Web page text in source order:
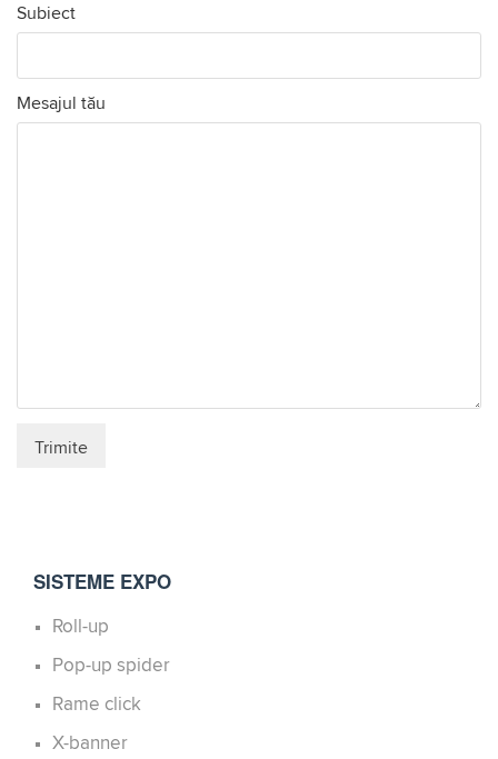
Subiect
Mesajul tău
SISTEME EXPO
Roll-up
Pop-up spider
Rame click
X-banner